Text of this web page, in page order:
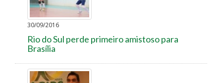
30/09/2016
Rio do Sul perde primeiro amistoso para
Brasília